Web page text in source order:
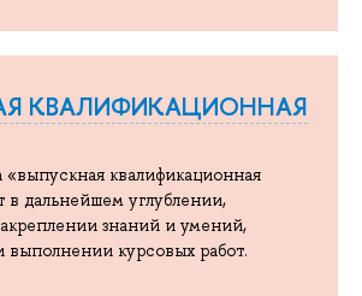
КВАЛИФИКАЦИОННАЯ
квалификационная
в дальнейшем углублении,
знаний и умений,
выполнении курсовых работ.